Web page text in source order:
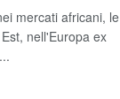
mercati africani, le
nell'Europa ex